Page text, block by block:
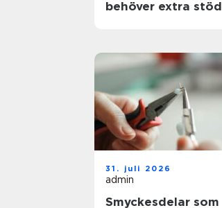
behöver extra stöd
31. juli 2026
admin
Smyckesdelar som